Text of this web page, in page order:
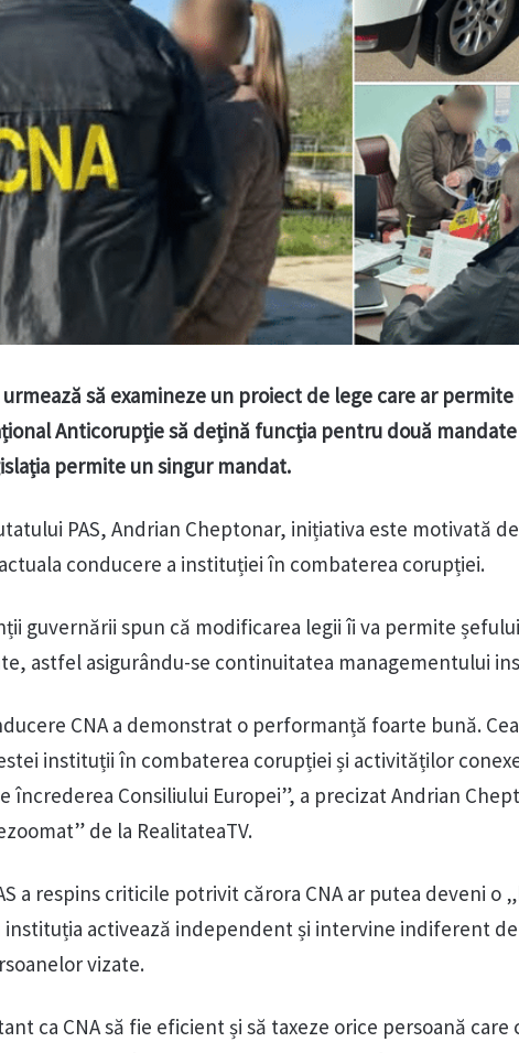
să examineze un proiect de lege care ar
Anticorupție să dețină funcția pentru două
permite un singur mandat.
PAS, Andrian Cheptonar, inițiativa este motivată
conducere a instituției în combaterea corupției.
guvernării spun că modificarea legii îi va permite
astfel asigurându-se continuitatea managementului
CNA a demonstrat o performanță foarte bună.
instituții în combaterea corupției și activităților
încrederea Consiliului Europei”, a precizat Andrian
de la RealitateaTV.
a respins criticile potrivit cărora CNA ar putea deveni o
instituția activează independent și intervine indiferent
vizate.
ca CNA să fie eficient și să taxeze orice persoană care